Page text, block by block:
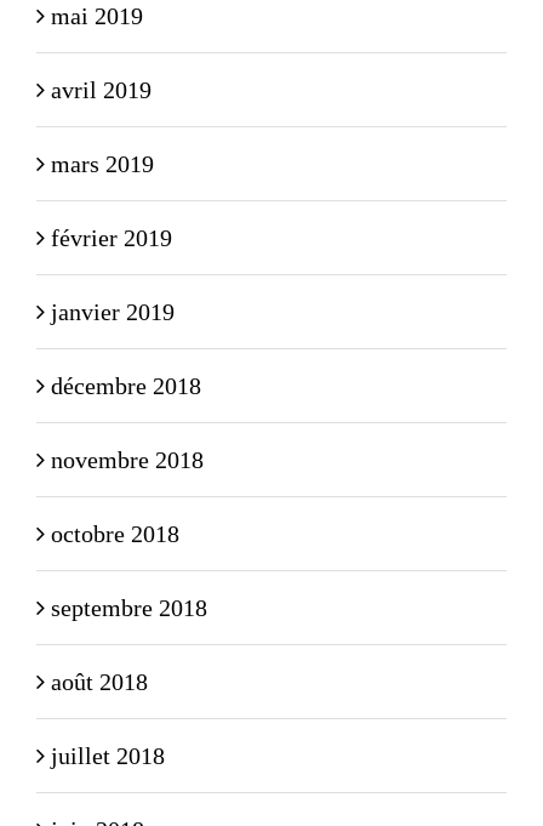
mai 2019
avril 2019
mars 2019
février 2019
janvier 2019
décembre 2018
novembre 2018
octobre 2018
septembre 2018
août 2018
juillet 2018